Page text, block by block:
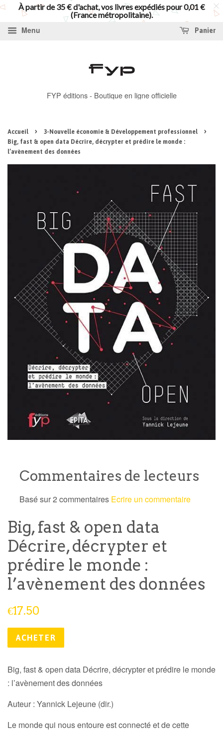
Menu Panier
FYP éditions - Boutique en ligne officielle
Accueil › 3-Nouvelle économie & Développement professionnel ›
Big, fast & open data Décrire, décrypter et prédire le monde :
l’avènement des données
Commentaires de lecteurs
Basé sur 2 commentaires Ecrire un commentaire
Big, fast & open data
Décrire, décrypter et
prédire le monde :
l’avènement des données
Prix
€17.50
ACHETER
Big, fast & open data Décrire, décrypter et prédire le monde
: l’avènement des données
Auteur : Yannick Lejeune (dir.)
Le monde qui nous entoure est connecté et de cette
À partir de 35 € d'achat, vos livres expédiés pour 0,01 €
(France métropolitaine).